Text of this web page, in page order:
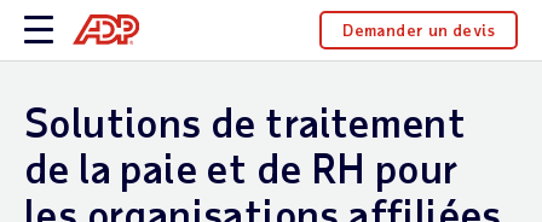
Demander un devis
Solutions de traitement
de la paie et de RH pour